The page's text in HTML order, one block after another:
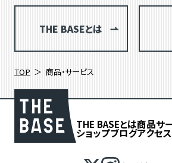
THE BASEとは
TOP 商品・サービス
THE BASEとは商品サ
ショップブログアクセス